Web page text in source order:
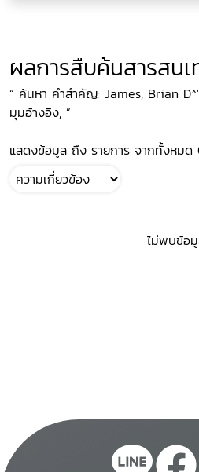
ผลการสืบค้นสารสน
“ ค้นหา คำสำคัญ: James, Brian
มุมอ้างอิง, ”
แสดงข้อมูล ถึง รายการ จากทั้งหมด
ไม่พบข้อ